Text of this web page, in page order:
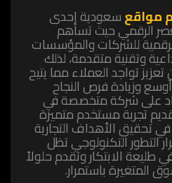
مواقعسعودية إحدى
الرقمي حيث تساهم
للشركات والمؤسسات
وتقنية متقدمة، لذلك
تواجد العملاء مما يتيح
وزيادة فرص النجاح
على شركة متخصصة في
تجربة مستخدم متميزة
تحقيق الأهداف التجارية
التطور التكنولوجي تظل
الابتكار وتقدم حلولاً
المتغيرة باستمرار.